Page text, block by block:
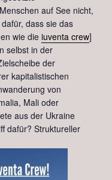
auf See nicht,
dass sie das
wie die iuventa crew]
selbst in der
der
kapitalistischen
von
Mali oder
aus der Ukraine
dafür? Struktureller